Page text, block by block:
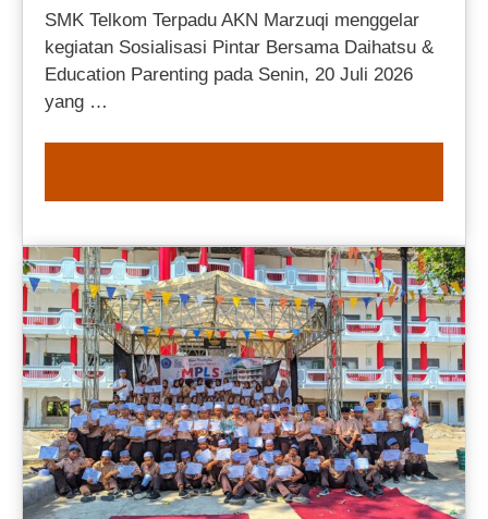
SMK Telkom Terpadu AKN Marzuqi menggelar
kegiatan Sosialisasi Pintar Bersama Daihatsu &
Education Parenting pada Senin, 20 Juli 2026
yang …